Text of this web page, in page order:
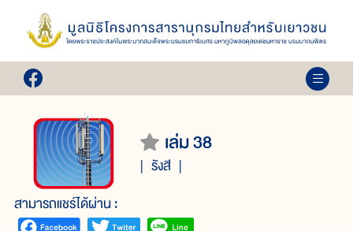
เล่ม 38
รังสี
สามารถแชร์ได้ผ่าน :